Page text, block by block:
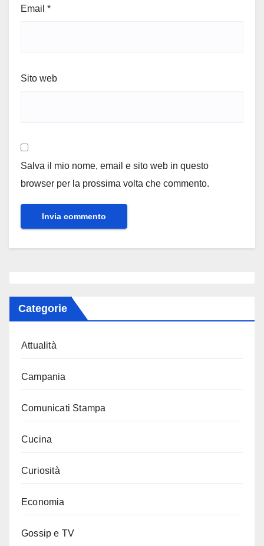
Email *
Sito web
Salva il mio nome, email e sito web in questo
browser per la prossima volta che commento.
Categorie
Attualità
Campania
Comunicati Stampa
Cucina
Curiosità
Economia
Gossip e TV